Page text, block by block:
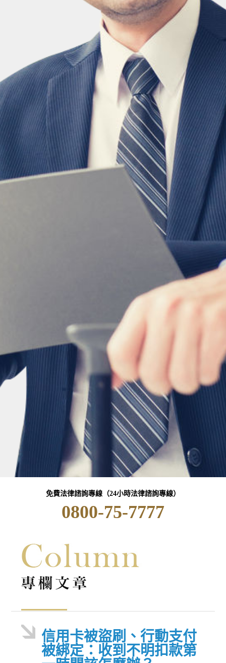
免費法律諮詢專線（24小時法律諮詢專線）
0800-75-7777
信用卡被盜刷、行動支付
被綁定：收到不明扣款第